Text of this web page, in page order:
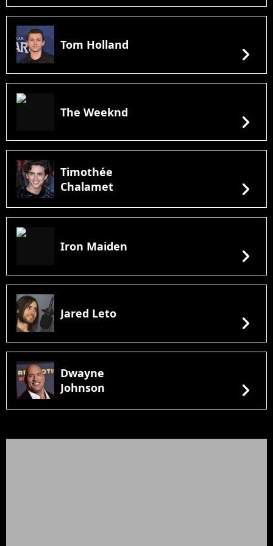
Tom Holland chevron_right
The Weeknd chevron_right
Timothée
Chalamet
chevron_right
Iron Maiden chevron_right
Jared Leto chevron_right
Dwayne
Johnson
chevron_right